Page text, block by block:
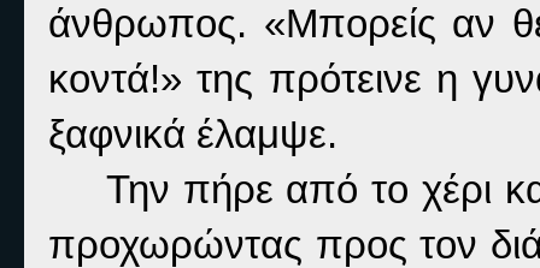
άνθρωπος. «Μπορείς αν
κοντά!» της πρότεινε η
ξαφνικά έλαμψε.
Την πήρε από το χέρι
προχωρώντας προς τον